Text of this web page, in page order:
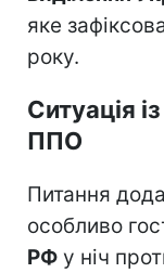
яке
року.
Ситуація
ППО
Питання
особливо
РФ у ніч